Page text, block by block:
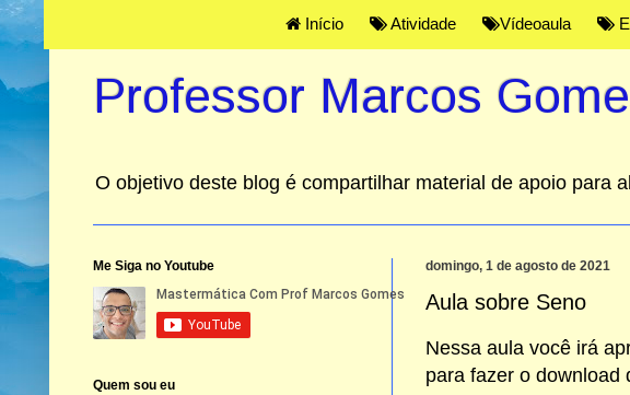
Início Atividade Vídeoaula
Professor Marcos
O objetivo deste blog é compartilhar material de apoio para
domingo, 1 de agosto de 2021
Aula sobre Seno
Nessa aula você irá
para fazer o download
Me Siga no Youtube
Quem sou eu